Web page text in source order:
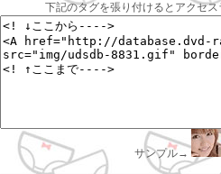
下記のタグを張り付けるとアクセス
サンプル→